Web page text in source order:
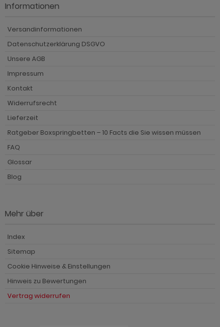
Informationen
Versandinformationen
Datenschutzerklärung DSGVO
Unsere AGB
Impressum
Kontakt
Widerrufsrecht
Lieferzeit
Ratgeber Boxspringbetten – 10 Facts die Sie wissen müssen
FAQ
Glossar
Blog
Mehr über
Index
Sitemap
Cookie Hinweise & Einstellungen
Hinweis zu Bewertungen
Vertrag widerrufen